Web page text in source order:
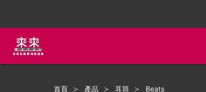
首頁 產品 耳筒 Beats